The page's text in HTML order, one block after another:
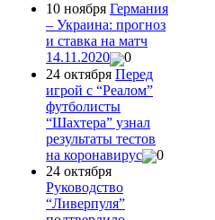
10 ноября Германия
– Украина: прогноз
и ставка на матч
14.11.2020
0
24 октября Перед
игрой с “Реалом”
футболисты
“Шахтера” узнал
результаты тестов
на коронавирус
0
24 октября
Руководство
“Ливерпуля”